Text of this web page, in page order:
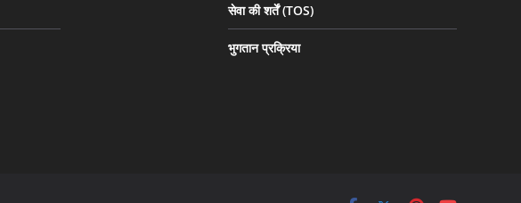
सेवा की शर्तें (TOS)
भुगतान प्रक्रिया